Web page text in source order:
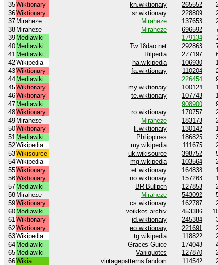
35Wiktionary kn.wiktionary 265552
36Wiktionary sr.wiktionary 228809
37 Miraheze Miraheze 137653
38 Miraheze Miraheze 696592
39 Mediawiki 179134
40 Mediawiki Tw.18dao.net 292863
41 Mediawiki Rilpedia 277197
42Wikipedia ha.wikipedia 106930
43Wiktionary fa.wiktionary 110204
44 Mediawiki 226454
45Wiktionary my.wiktionary 100124
46Wiktionary te.wiktionary 107743
47 Mediawiki 908900
48Wiktionary ro.wiktionary 170757
49 Miraheze Miraheze 183173
50Wiktionary li.wiktionary 130142
51 Mediawiki Philippines 186825
52Wikipedia my.wikipedia 111675
53Wikisource uk.wikisource 398752
54Wikipedia mg.wikipedia 103564
55Wiktionary et.wiktionary 164838
56Wiktionary no.wiktionary 157263
57 Mediawiki BR Bullpen 127853
58 Miraheze Miraheze 543092
59Wiktionary cs.wiktionary 162787
60 Mediawiki veikkos-archiv 453386
61Wiktionary id.wiktionary 245384
62Wiktionary eo.wiktionary 221691
63Wikipedia tg.wikipedia 118822
64 Mediawiki Graces Guide 174048
65 Mediawiki Vaniquotes 127870
66Wikia vintagepatterns.fandom 114542